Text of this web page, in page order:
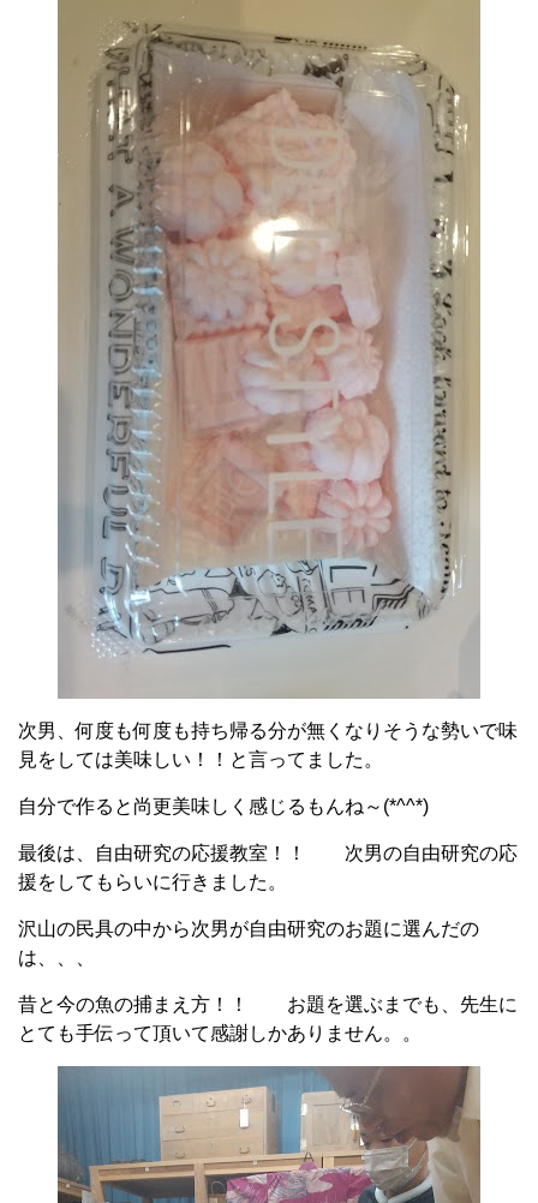
次男、何度も何度も持ち帰る分が無くなりそうな勢いで味
見をしては美味しい！！と言ってました。
自分で作ると尚更美味しく感じるもんね～(*^^*)
最後は、自由研究の応援教室！！ 次男の自由研究の応
援をしてもらいに行きました。
沢山の民具の中から次男が自由研究のお題に選んだの
は、、、
昔と今の魚の捕まえ方！！ お題を選ぶまでも、先生に
とても手伝って頂いて感謝しかありません。。